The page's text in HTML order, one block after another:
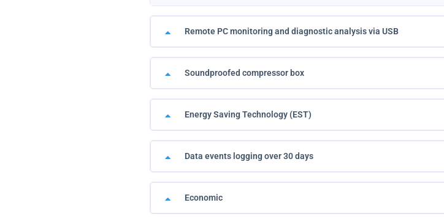
Remote PC monitoring and diagnostic analysis via USB
Soundproofed compressor box
Energy Saving Technology (EST)
Data events logging over 30 days
Economic